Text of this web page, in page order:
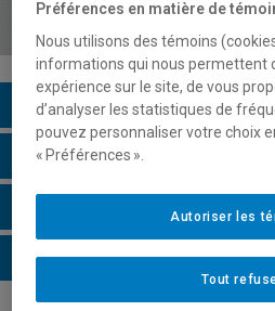
somatique
Description du cours
Horaire - Été 2026
Horaire - Automne 2026
Horaire - Hiver 2027
Préférences en matière de
Nous utilisons des témoins
informations qui nous permettent
expérience sur le site, de vous
d’analyser les statistiques de
pouvez personnaliser votre choix
« Préférences ».
Tout
Autoriser les